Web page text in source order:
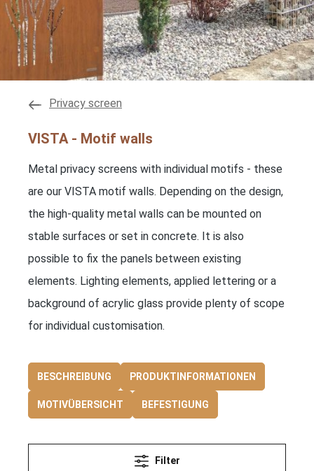
Privacy screen
VISTA - Motif walls
Metal privacy screens with individual motifs - these
are our VISTA motif walls. Depending on the design,
the high-quality metal walls can be mounted on
stable surfaces or set in concrete. It is also
possible to fix the panels between existing
elements. Lighting elements, applied lettering or a
background of acrylic glass provide plenty of scope
for individual customisation.
BESCHREIBUNG PRODUKTINFORMATIONEN
MOTIVÜBERSICHT BEFESTIGUNG
Filter